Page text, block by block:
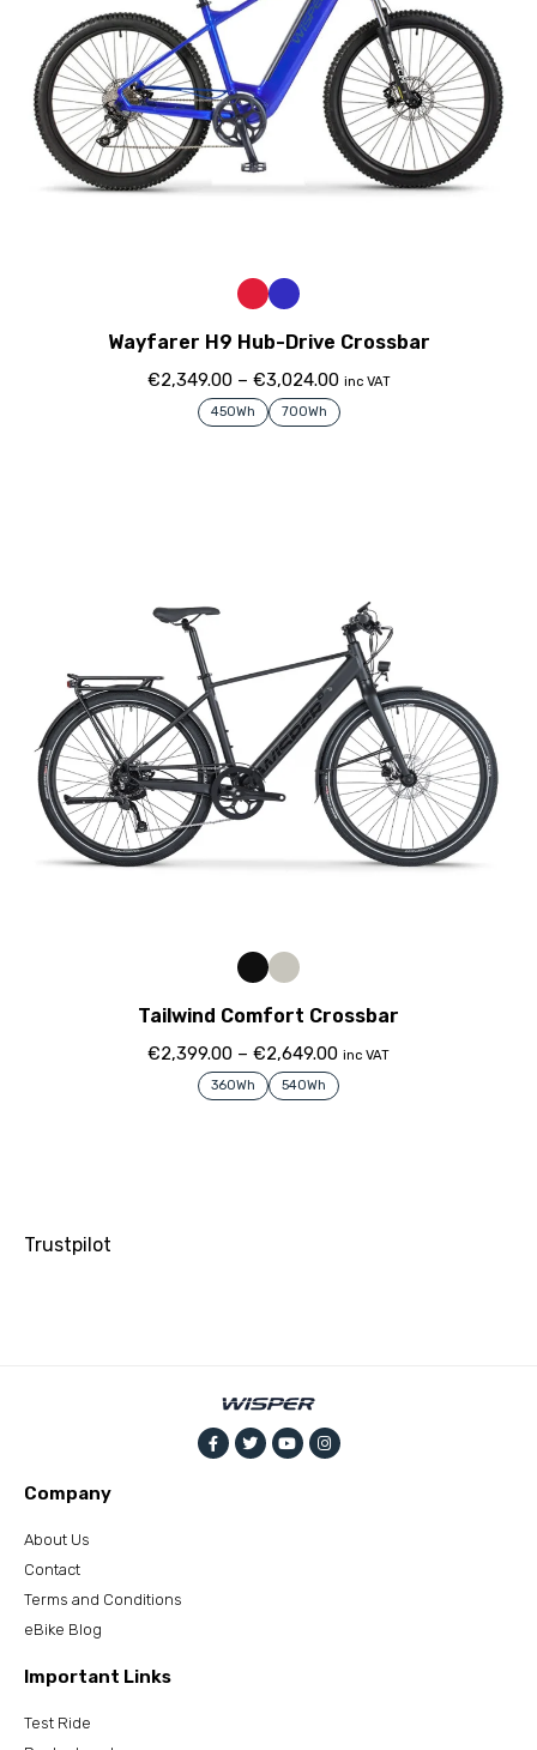
Wayfarer H9 Hub-Drive Crossbar
€2,349.00– €3,024.00 inc VAT
450Wh 700Wh
Tailwind Comfort Crossbar
€2,399.00 – €2,649.00 inc VAT
360Wh 540Wh
Trustpilot
Company
About Us
Contact
Terms and Conditions
eBike Blog
Important Links
Test Ride